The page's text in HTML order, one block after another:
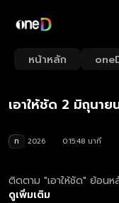
หน้าหลัก
เอาให้ชัด 2 มิถุนา
ท 2026
0:15:48 นาที
ติดตาม "เอาให้ชัด" ย้อน
ดูเพิ่มเติม